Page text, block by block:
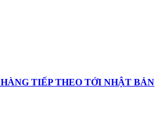
TIẾP THEO TỚI NHẬT BẢN